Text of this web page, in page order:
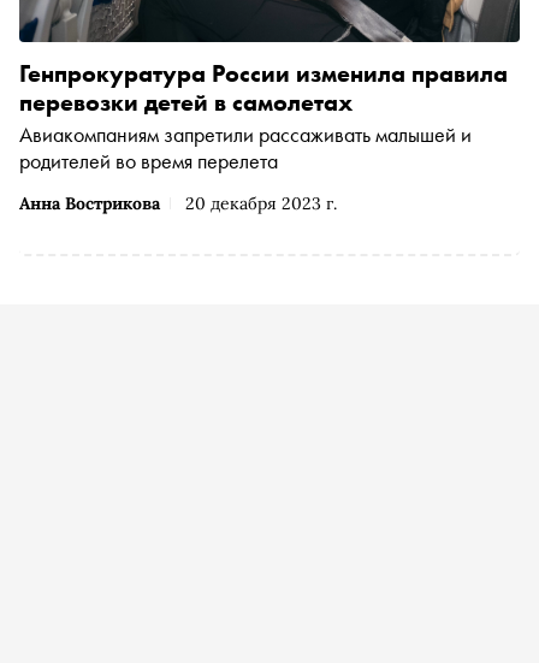
Анна Вострикова 20 декабря 2023 г.
Генпрокуратура России изменила правила
перевозки детей в самолетах
Авиакомпаниям запретили рассаживать малышей и
родителей во время перелета